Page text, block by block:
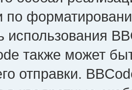
по
использования
также может
отправки.